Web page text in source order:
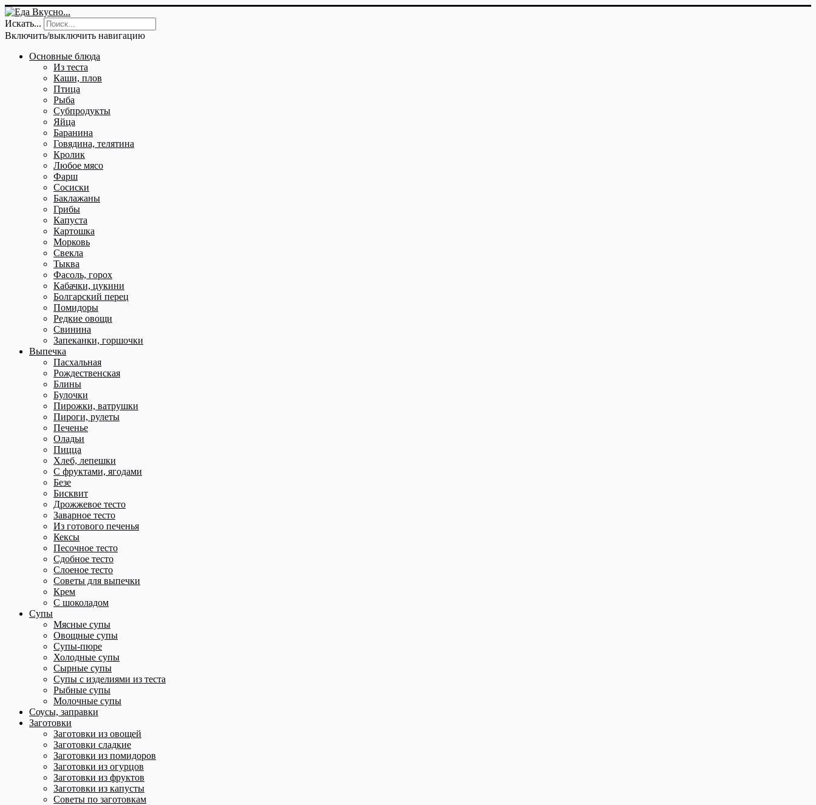
Искать...
Включить/выключить навигацию
Основные блюда
Из теста
Каши, плов
Птица
Рыба
Субпродукты
Яйца
Баранина
Говядина, телятина
Кролик
Любое мясо
Фарш
Сосиски
Баклажаны
Грибы
Капуста
Картошка
Морковь
Свекла
Тыква
Фасоль, горох
Кабачки, цукини
Болгарский перец
Помидоры
Редкие овощи
Свинина
Запеканки, горшочки
Выпечка
Пасхальная
Рождественская
Блины
Булочки
Пирожки, ватрушки
Пироги, рулеты
Печенье
Оладьи
Пицца
Хлеб, лепешки
С фруктами, ягодами
Безе
Бисквит
Дрожжевое тесто
Заварное тесто
Из готового печенья
Кексы
Песочное тесто
Сдобное тесто
Слоеное тесто
Советы для выпечки
Крем
С шоколадом
Супы
Мясные супы
Овощные супы
Супы-пюре
Холодные супы
Сырные супы
Супы с изделиями из теста
Рыбные супы
Молочные супы
Соусы, заправки
Заготовки
Заготовки из овощей
Заготовки сладкие
Заготовки из помидоров
Заготовки из огурцов
Заготовки из фруктов
Заготовки из капусты
Советы по заготовкам